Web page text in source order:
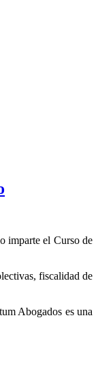
imparte el Curso de
fiscalidad de
Abogados es una